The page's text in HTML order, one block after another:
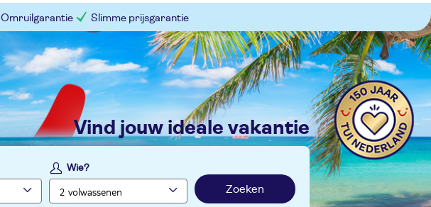
Omruilgarantie Slimme prijsgarantie
vind jouw ideale vakantie
Wie?
Zoeken